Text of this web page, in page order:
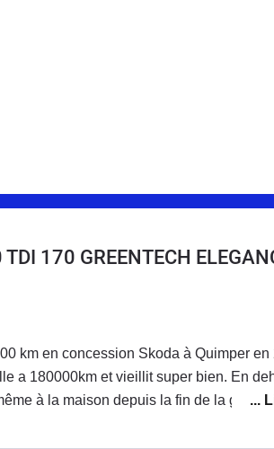
170 GREENTECH
km en concession Skoda à Quimper en
a 180000km et vieillit super bien. En
à la maison depuis la fin de la